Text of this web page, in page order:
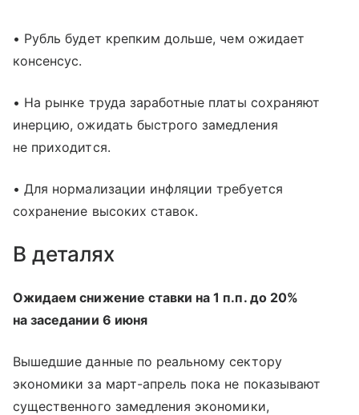
• Рубль будет крепким дольше, чем ожидает
консенсус.
• На рынке труда заработные платы сохраняют
инерцию, ожидать быстрого замедления
не приходится.
• Для нормализации инфляции требуется
сохранение высоких ставок.
В деталях
Ожидаем снижение ставки на 1 п.п. до 20%
на заседании 6 июня
Вышедшие данные по реальному сектору
экономики за март-апрель пока не показывают
существенного замедления экономики,